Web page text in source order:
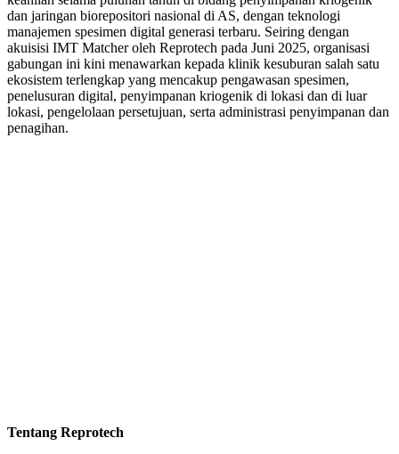
dan jaringan biorepositori nasional di AS, dengan teknologi
manajemen spesimen digital generasi terbaru. Seiring dengan
akuisisi IMT Matcher oleh Reprotech pada Juni 2025, organisasi
gabungan ini kini menawarkan kepada klinik kesuburan salah satu
ekosistem terlengkap yang mencakup pengawasan spesimen,
penelusuran digital, penyimpanan kriogenik di lokasi dan di luar
lokasi, pengelolaan persetujuan, serta administrasi penyimpanan dan
penagihan.
Tentang Reprotech